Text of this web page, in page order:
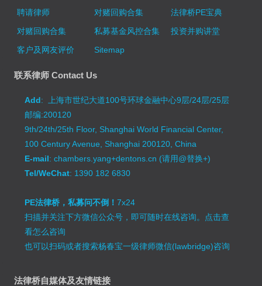
聘请律师
对赌回购合集
法律桥PE宝典
对赌回购合集
私募基金风控合集
投资并购讲堂
客户及网友评价
Sitemap
联系律师 Contact Us
Add: 上海市世纪大道100号环球金融中心9层/24层/25层
邮编:200120
9th/24th/25th Floor, Shanghai World Financial Center,
100 Century Avenue, Shanghai 200120, China
E-mail: chambers.yang+dentons.cn (请用@替换+)
Tel/WeChat: 1390 182 6830
PE法律桥，私募问不倒！7x24
扫描并关注下方微信公众号，即可随时在线咨询。 点击查
看怎么咨询
也可以扫码或者搜索杨春宝一级律师微信(lawbridge)咨询
法律桥自媒体及友情链接